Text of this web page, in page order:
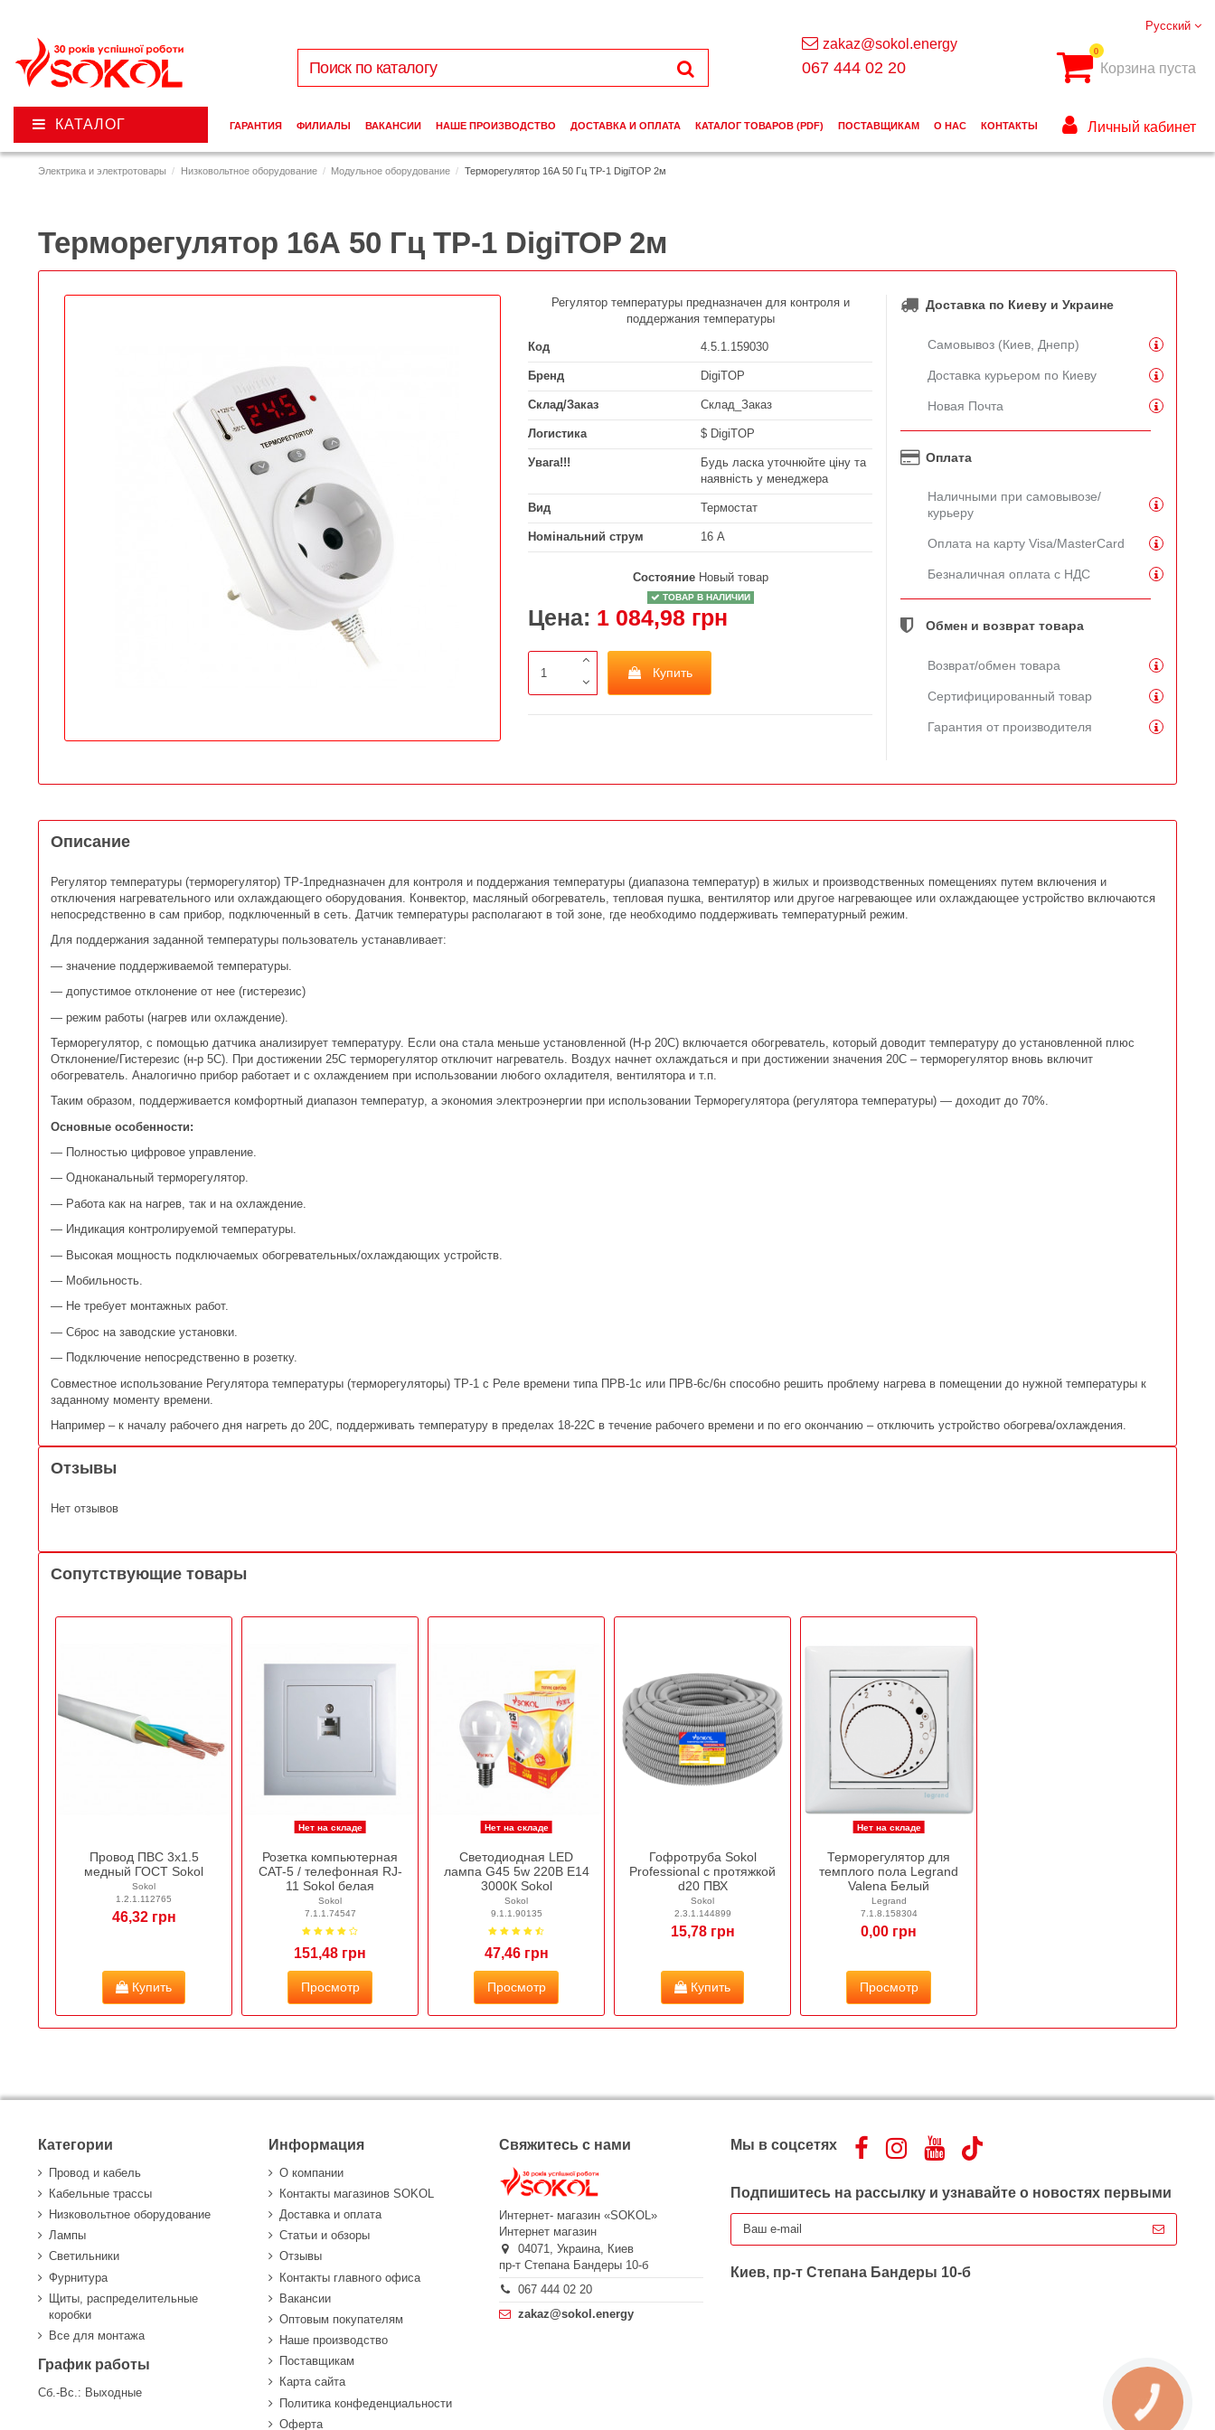
Электрика и электротовары Низковольтное оборудование Модульное оборудование Терморегулятор 16А 50 Гц ТР-1 DigiTOP 2м
Терморегулятор 16А 50 Гц ТР-1 DigiTOP 2м
Регулятор температуры предназначен для контроля и
поддержания температуры
Код 4.5.1.159030
Бренд DigiTOP
Склад/Заказ Склад_Заказ
Логистика $ DigiTOP
Увага!!!
Будь ласка уточнюйте ціну та
наявність у менеджера
Вид Термостат
Номінальний струм 16 А
Состояние Новый товар
ТОВАР В НАЛИЧИИ
Цена: 1 084,98 грн
Купить
Доставка по Киеву и Украине
Самовывоз (Киев, Днепр)
Доставка курьером по Киеву
Новая Почта
Оплата
Наличными при самовывозе/
курьеру
Оплата на карту Visa/MasterCard
Безналичная оплата с НДС
Обмен и возврат товара
Возврат/обмен товара
Сертифицированный товар
Гарантия от производителя
Описание
Регулятор температуры (терморегулятор) ТР-1предназначен для контроля и поддержания температуры (диапазона температур) в жилых и производственных помещениях путем включения и
отключения нагревательного или охлаждающего оборудования. Конвектор, масляный обогреватель, тепловая пушка, вентилятор или другое нагревающее или охлаждающее устройство включаются
непосредственно в сам прибор, подключенный в сеть. Датчик температуры располагают в той зоне, где необходимо поддерживать температурный режим.
Для поддержания заданной температуры пользователь устанавливает:
— значение поддерживаемой температуры.
— допустимое отклонение от нее (гистерезис)
— режим работы (нагрев или охлаждение).
Терморегулятор, с помощью датчика анализирует температуру. Если она стала меньше установленной (Н-р 20С) включается обогреватель, который доводит температуру до установленной плюс
Отклонение/Гистерезис (н-р 5С). При достижении 25С терморегулятор отключит нагреватель. Воздух начнет охлаждаться и при достижении значения 20С – терморегулятор вновь включит
обогреватель. Аналогично прибор работает и с охлаждением при использовании любого охладителя, вентилятора и т.п.
Таким образом, поддерживается комфортный диапазон температур, а экономия электроэнергии при использовании Терморегулятора (регулятора температуры) — доходит до 70%.
Основные особенности:
— Полностью цифровое управление.
— Одноканальный терморегулятор.
— Работа как на нагрев, так и на охлаждение.
— Индикация контролируемой температуры.
— Высокая мощность подключаемых обогревательных/охлаждающих устройств.
— Мобильность.
— Не требует монтажных работ.
— Сброс на заводские установки.
— Подключение непосредственно в розетку.
Совместное использование Регулятора температуры (терморегуляторы) ТР-1 с Реле времени типа ПРВ-1с или ПРВ-6с/6н способно решить проблему нагрева в помещении до нужной температуры к
заданному моменту времени.
Например – к началу рабочего дня нагреть до 20С, поддерживать температуру в пределах 18-22С в течение рабочего времени и по его окончанию – отключить устройство обогрева/охлаждения.
Отзывы
Нет отзывов
Сопутствующие товары
Провод ПВС 3х1.5
медный ГОСТ Sokol
Sokol
1.2.1.112765
46,32 грн
Купить
Нет на складе
Розетка компьютерная
CAT-5 / телефонная RJ-
11 Sokol белая
Sokol
7.1.1.74547
151,48 грн
Просмотр
Нет на складе
Светодиодная LED
лампа G45 5w 220В E14
3000К Sokol
Sokol
9.1.1.90135
47,46 грн
Просмотр
Гофротруба Sokol
Professional с протяжкой
d20 ПВХ
Sokol
2.3.1.144899
15,78 грн
Купить
Нет на складе
Терморегулятор для
темплого пола Legrand
Valena Белый
Legrand
7.1.8.158304
0,00 грн
Просмотр
Русский
zakaz@sokol.energy
067 444 02 20
0
Корзина пуста
КАТАЛОГ ГАРАНТИЯ ФИЛИАЛЫ ВАКАНСИИ НАШЕ ПРОИЗВОДСТВО ДОСТАВКА И ОПЛАТА КАТАЛОГ ТОВАРОВ (PDF) ПОСТАВЩИКАМ О НАС КОНТАКТЫ Личный кабинет
Категории
Провод и кабель
Кабельные трассы
Низковольтное оборудование
Лампы
Светильники
Фурнитура
Щиты, распределительные
коробки
Все для монтажа
График работы
Сб.-Вс.: Выходные
Информация
О компании
Контакты магазинов SOKOL
Доставка и оплата
Статьи и обзоры
Отзывы
Контакты главного офиса
Вакансии
Оптовым покупателям
Наше производство
Поставщикам
Карта сайта
Политика конфеденциальности
Оферта
Свяжитесь с нами
Интернет- магазин «SOKOL»
Интернет магазин
04071,Украина,
Киев
пр-т Степана Бандеры 10-б
067 444 02 20
zakaz@sokol.energy
Мы в соцсетях
Подпишитесь на рассылку и узнавайте о новостях первыми
Киев, пр-т Степана Бандеры 10-б